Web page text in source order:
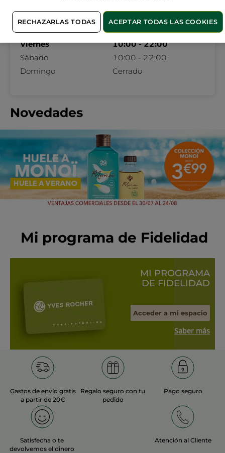
Jueves
10:00 - 22:00
Viernes
10:00 - 22:00
Sábado
10:00 - 22:00
Domingo
Cerrado
Novedades
Mi programa de Fidelidad
MI PROGRAMA
DE FIDELIDAD
Acceder a mi espacio
Saber más
Gastos de envío gratis
a partir de 20€
Regalo seguro con tu
pedido
Pago seguro
Satisfecha o te
devolvemos el dinero
Atención al Cliente
RECHAZARLAS TODAS ACEPTAR TODAS LAS COOKIES